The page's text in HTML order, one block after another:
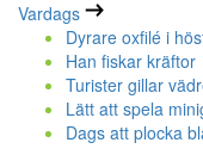
Vardags
Dyrare oxfilé i
Han fiskar kräftor
Turister gillar
Lätt att spela
Dags att plocka